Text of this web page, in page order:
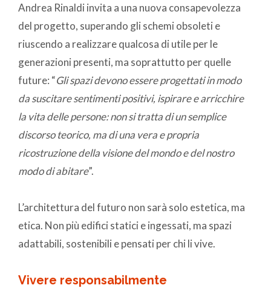
Andrea Rinaldi invita a una nuova consapevolezza
del progetto, superando gli schemi obsoleti e
riuscendo a realizzare qualcosa di utile per le
generazioni presenti, ma soprattutto per quelle
future: “Gli spazi devono essere progettati in modo
da suscitare sentimenti positivi, ispirare e arricchire
la vita delle persone: non si tratta di un semplice
discorso teorico, ma di una vera e propria
ricostruzione della visione del mondo e del nostro
modo di abitare”.
L’architettura del futuro non sarà solo estetica, ma
etica. Non più edifici statici e ingessati, ma spazi
adattabili, sostenibili e pensati per chi li vive.
Vivere responsabilmente